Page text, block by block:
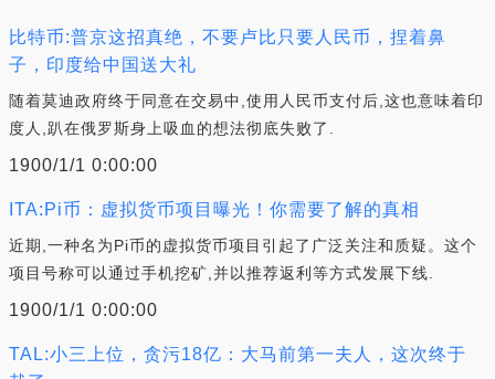
比特币:普京这招真绝，不要卢比只要人民币，捏着鼻
子，印度给中国送大礼
随着莫迪政府终于同意在交易中,使用人民币支付后,这也意味着印
度人,趴在俄罗斯身上吸血的想法彻底失败了.
1900/1/1 0:00:00
ITA:Pi币：虚拟货币项目曝光！你需要了解的真相
近期,一种名为Pi币的虚拟货币项目引起了广泛关注和质疑。这个
项目号称可以通过手机挖矿,并以推荐返利等方式发展下线.
1900/1/1 0:00:00
TAL:小三上位，贪污18亿：大马前第一夫人，这次终于